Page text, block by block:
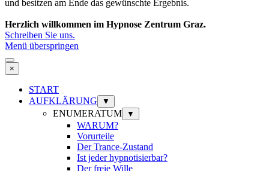
und besitzen am Ende das gewünschte Ergebnis.
Herzlich willkommen im Hypnose Zentrum Graz.
Schreiben Sie uns.
Menü überspringen
×
START
AUFKLÄRUNG
▼
ENUMERATUM ▼
WARUM?
Vorurteile
Der Trance-Zustand
Ist jeder hypnotisierbar?
Der freie Wille